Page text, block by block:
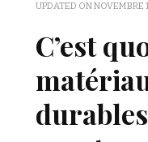
UPDATED ONNOVEMBRE
C’est